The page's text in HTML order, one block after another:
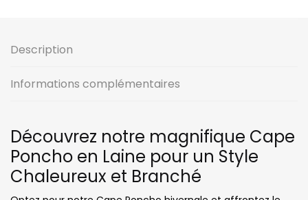
Description
Informations complémentaires
Découvrez notre magnifique Cape
Poncho en Laine pour un Style
Chaleureux et Branché